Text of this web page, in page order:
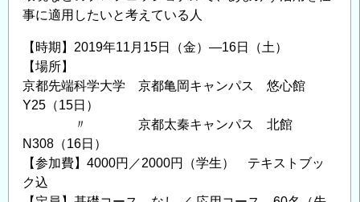
事に適用したいと考えている人
【時期】2019年11月15日（金）―16日（土）
【場所】
京都先端科学大学 京都亀岡キャンパス 悠心館
Y25（15日）
〃 京都太秦キャンパス 北館
N308（16日）
【参加費】4000円／2000円（学生） テキストブッ
ク込